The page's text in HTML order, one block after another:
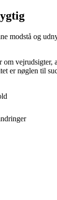
modstå og
er nøglen til